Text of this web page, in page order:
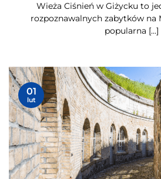
Wieża Ciśnień w Giżycku to
rozpoznawalnych zabytków na
popularna [...]
01
lut